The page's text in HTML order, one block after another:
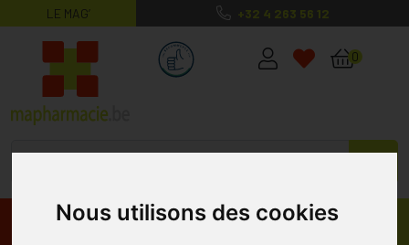
Nous utilisons des cookies
LE MAG’ +32 4 263 56 12
MaPharmacie.be ma santé, mes
0
Promos Produits